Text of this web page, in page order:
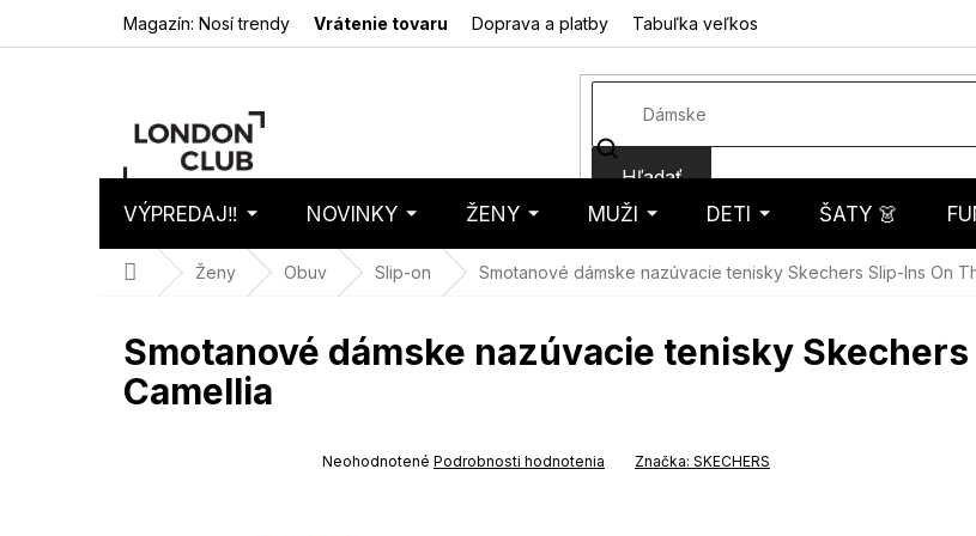
Magazín: Nosí trendy Vrátenie tovaru Doprava a platby Tabuľka veľkostí
Hľadať
košík
VÝPREDAJ‼️ NOVINKY ŽENY MUŽI DETI ŠATY 👗
DomovŽeny Obuv Slip-on Smotanové dámske nazúvacie tenisky Skechers Slip-Ins On
Smotanové dámske nazúvacie tenisky Skechers
Camellia
G_SUMMER35:35:EUR:P:f!2026-Priemerné
Neohodnotené Podrobnosti hodnotenia Značka: SKECHERS